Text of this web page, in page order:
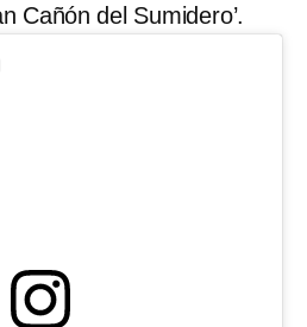
Cañón del Sumidero’.